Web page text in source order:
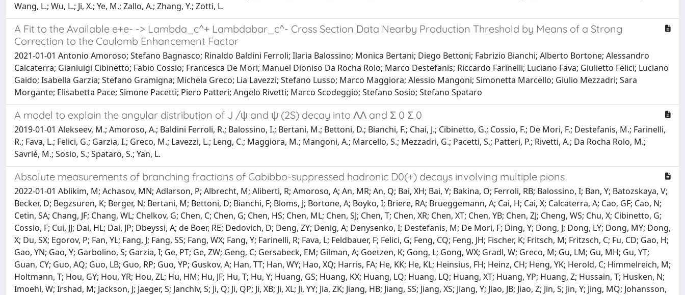
Wang, L.; Wu, L.; Ji, X.; Ye, M.; Zallo, A.; Zhang, Y.; Zotti, L.
A Fit to the Available e+e- -> Lambda_c^+ Lambdabar_c^- Cross Section Data Nearby Production Threshold by Means of a Strong
Correction to the Coulomb Enhancement Factor
2021-01-01 Antonio Amoroso; Stefano Bagnasco; Rinaldo Baldini Ferroli; Ilaria Balossino; Monica Bertani; Diego Bettoni; Fabrizio Bianchi; Alberto Bortone; Alessandro
Calcaterra; Gianluigi Cibinetto; Fabio Cossio; Francesca De Mori; Manuel Dioniso Da Rocha Rolo; Marco Destefanis; Riccardo Farinelli; Luciano Fava; Giulietto Felici; Luciano
Gaido; Isabella Garzia; Stefano Gramigna; Michela Greco; Lia Lavezzi; Stefano Lusso; Marco Maggiora; Alessio Mangoni; Simonetta Marcello; Giulio Mezzadri; Sara
Morgante; Elisabetta Pace; Simone Pacetti; Piero Patteri; Angelo Rivetti; Marco Scodeggio; Stefano Sosio; Stefano Spataro
A model to explain the angular distribution of J /ψ and ψ (2S) decay into ΛΛ and Σ 0 Σ 0
2019-01-01 Alekseev, M.; Amoroso, A.; Baldini Ferroli, R.; Balossino, I.; Bertani, M.; Bettoni, D.; Bianchi, F.; Chai, J.; Cibinetto, G.; Cossio, F.; De Mori, F.; Destefanis, M.; Farinelli,
R.; Fava, L.; Felici, G.; Garzia, I.; Greco, M.; Lavezzi, L.; Leng, C.; Maggiora, M.; Mangoni, A.; Marcello, S.; Mezzadri, G.; Pacetti, S.; Patteri, P.; Rivetti, A.; Da Rocha Rolo, M.;
Savrié, M.; Sosio, S.; Spataro, S.; Yan, L.
Absolute measurements of branching fractions of Cabibbo-suppressed hadronic D0(+) decays involving multiple pions
2022-01-01 Ablikim, M; Achasov, MN; Adlarson, P; Albrecht, M; Aliberti, R; Amoroso, A; An, MR; An, Q; Bai, XH; Bai, Y; Bakina, O; Ferroli, RB; Balossino, I; Ban, Y; Batozskaya, V;
Becker, D; Begzsuren, K; Berger, N; Bertani, M; Bettoni, D; Bianchi, F; Bloms, J; Bortone, A; Boyko, I; Briere, RA; Brueggemann, A; Cai, H; Cai, X; Calcaterra, A; Cao, GF; Cao, N;
Cetin, SA; Chang, JF; Chang, WL; Chelkov, G; Chen, C; Chen, G; Chen, HS; Chen, ML; Chen, SJ; Chen, T; Chen, XR; Chen, XT; Chen, YB; Chen, ZJ; Cheng, WS; Chu, X; Cibinetto, G;
Cossio, F; Cui, JJ; Dai, HL; Dai, JP; Dbeyssi, A; de Boer, RE; Dedovich, D; Deng, ZY; Denig, A; Denysenko, I; Destefanis, M; De Mori, F; Ding, Y; Dong, J; Dong, LY; Dong, MY; Dong,
X; Du, SX; Egorov, P; Fan, YL; Fang, J; Fang, SS; Fang, WX; Fang, Y; Farinelli, R; Fava, L; Feldbauer, F; Felici, G; Feng, CQ; Feng, JH; Fischer, K; Fritsch, M; Fritzsch, C; Fu, CD; Gao, H;
Gao, YN; Gao, Y; Garbolino, S; Garzia, I; Ge, PT; Ge, ZW; Geng, C; Gersabeck, EM; Gilman, A; Goetzen, K; Gong, L; Gong, WX; Gradl, W; Greco, M; Gu, LM; Gu, MH; Gu, YT;
Guan, CY; Guo, AQ; Guo, LB; Guo, RP; Guo, YP; Guskov, A; Han, TT; Han, WY; Hao, XQ; Harris, FA; He, KK; He, KL; Heinsius, FH; Heinz, CH; Heng, YK; Herold, C; Himmelreich, M;
Holtmann, T; Hou, GY; Hou, YR; Hou, ZL; Hu, HM; Hu, JF; Hu, T; Hu, Y; Huang, GS; Huang, KX; Huang, LQ; Huang, LQ; Huang, XT; Huang, YP; Huang, Z; Hussain, T; Husken, N;
Imoehl, W; Irshad, M; Jackson, J; Jaeger, S; Janchiv, S; Ji, Q; Ji, QP; Ji, XB; Ji, XL; Ji, YY; Jia, ZK; Jiang, HB; Jiang, SS; Jiang, XS; Jiang, Y; Jiao, JB; Jiao, Z; Jin, S; Jin, Y; Jing, MQ; Johansson,